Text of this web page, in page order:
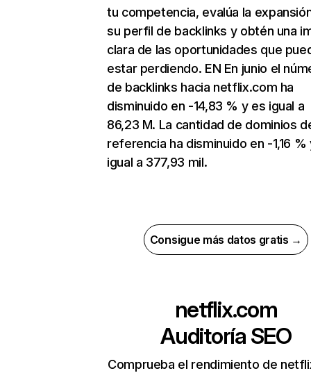
tu competencia, evalúa la
su perfil de backlinks y obtén una
clara de las oportunidades que
estar perdiendo. EN En junio el
de backlinks hacia netflix.com ha
disminuido en -14,83 % y es igual a
86,23 M. La cantidad de dominios
referencia ha disminuido en -1,16 %
igual a 377,93 mil.
Consigue más datos gratis →
netflix.com
Auditoría SEO
Comprueba el rendimiento de